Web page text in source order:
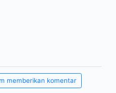
memberikan komentar